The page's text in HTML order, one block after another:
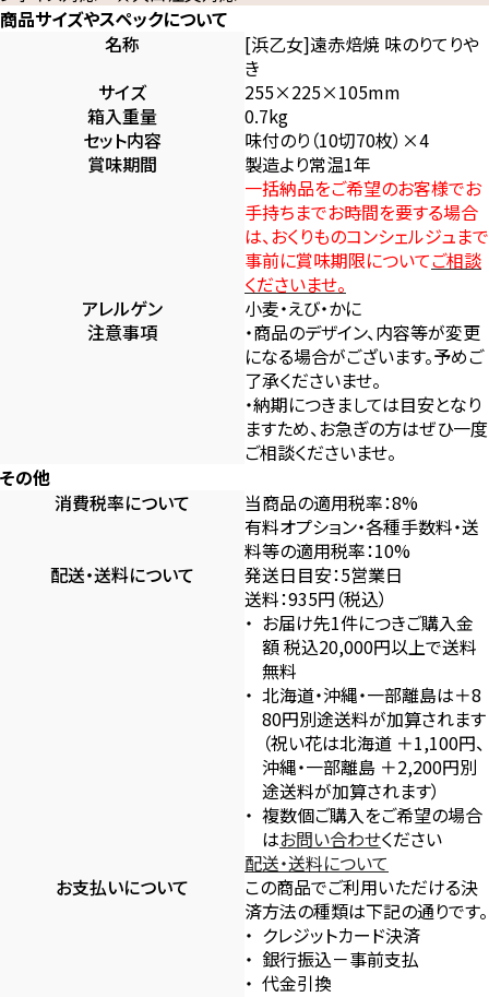
商品サイズやスペックについて
名称
[浜乙女]遠赤焙焼 味のりてりや
き
サイズ
255×225×105mm
箱入重量
0.7kg
セット内容
味付のり（10切70枚）×4
賞味期間
製造より常温1年
一括納品をご希望のお客様でお
手持ちまでお時間を要する場合
は、おくりものコンシェルジュまで
事前に賞味期限についてご相談
くださいませ。
アレルゲン
小麦・えび・かに
注意事項
・商品のデザイン、内容等が変更
になる場合がございます。予めご
了承くださいませ。
・納期につきましては目安となり
ますため、お急ぎの方はぜひ一度
ご相談くださいませ。
その他
消費税率について
当商品の適用税率：8%
有料オプション・各種手数料・送
料等の適用税率：10%
配送・送料について
発送日目安：5営業日
送料：935円（税込）
お届け先1件につきご購入金
額 税込20,000円以上で送料
無料
北海道・沖縄・一部離島は＋8
80円別途送料が加算されます
（祝い花は北海道 ＋1,100円、
沖縄・一部離島 ＋2,200円別
途送料が加算されます）
複数個ご購入をご希望の場合
はお問い合わせください
配送・送料について
お支払いについて
この商品でご利用いただける決
済方法の種類は下記の通りです。
クレジットカード決済
銀行振込－事前支払
代金引換